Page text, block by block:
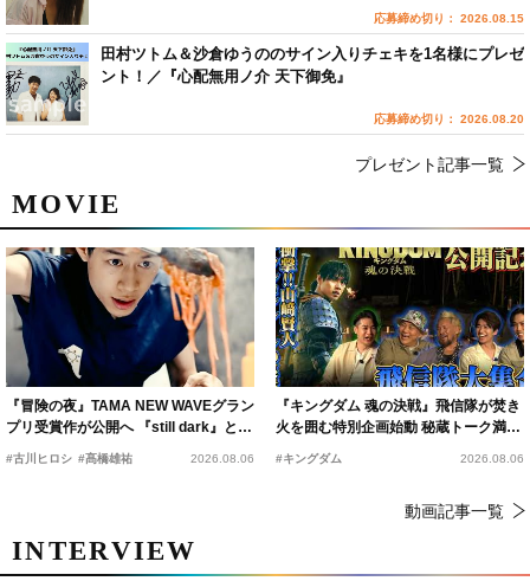
MOVIE
『冒険の夜』TAMA NEW WAVEグラン
プリ受賞作が公開へ 『still dark』と同
時上映決定
#古川ヒロシ #髙橋雄祐 2026.08.06
『キングダム 魂の決戦』飛信隊が焚き
火を囲む特別企画始動 秘蔵トーク満載
の“キングダムキャンプ”開催
#キングダム 2026.08.06
動画記事一覧
INTERVIEW
応募締め切り： 2026.08.15
田村ツトム＆沙倉ゆうののサイン入りチェキを1名様にプレゼ
ント！／『心配無用ノ介 天下御免』
応募締め切り： 2026.08.20
プレゼント記事一覧